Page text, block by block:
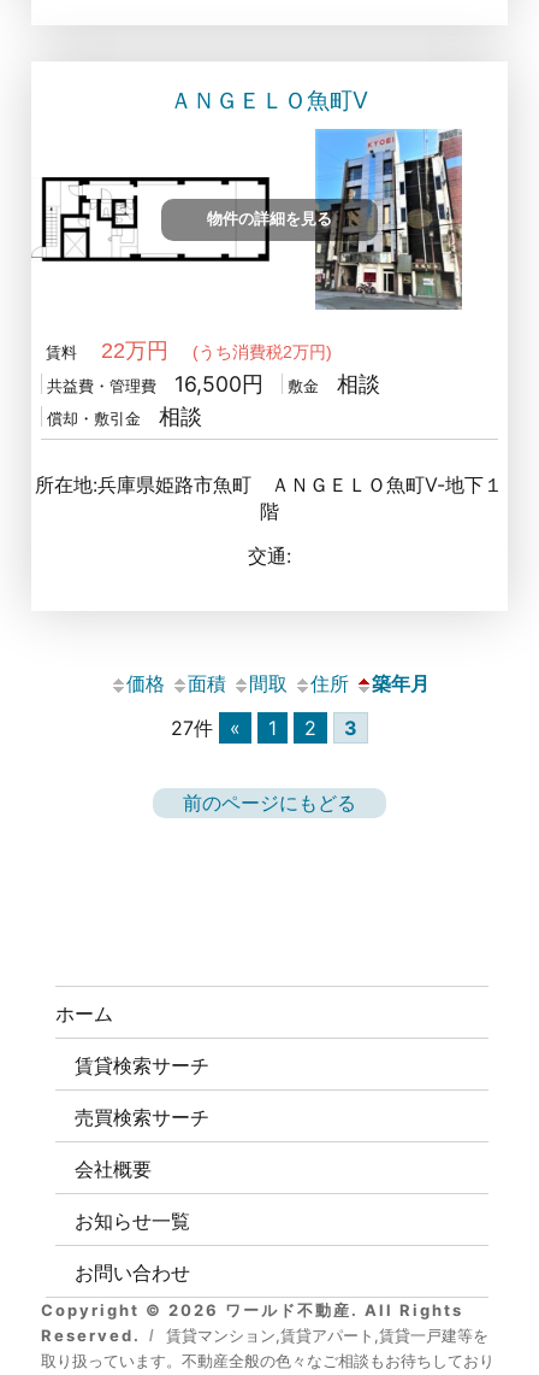
ＡＮＧＥＬＯ魚町Ⅴ
物件の詳細を見る
賃料 22万円 (うち消費税2万円)
共益費・管理費 16,500円 敷金 相談
償却・敷引金 相談
所在地:兵庫県姫路市魚町 ＡＮＧＥＬＯ魚町Ⅴ-地下１
階
交通:
価格 面積 間取 住所
築年月
27件
« 1 2 3
前のページにもどる
ホーム
賃貸検索サーチ
売買検索サーチ
会社概要
お知らせ一覧
お問い合わせ
Copyright © 2026 ワールド不動産. All Rights
Reserved.
賃貸マンション,賃貸アパート,賃貸一戸建等を
取り扱っています。不動産全般の色々なご相談もお待ちしており